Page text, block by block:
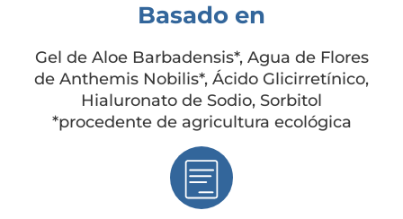
Basado en
Gel de Aloe Barbadensis*, Agua de Flores
de Anthemis Nobilis*, Ácido Glicirretínico,
Hialuronato de Sodio, Sorbitol
*procedente de agricultura ecológica